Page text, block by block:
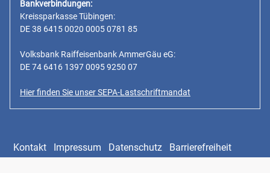
Bankverbindungen:
Kreissparkasse Tübingen:
DE 38 6415 0020 0005 0781 85
Volksbank Raiffeisenbank AmmerGäu eG:
DE 74 6416 1397 0095 9250 07
Hier finden Sie unser SEPA-Lastschriftmandat
Kontakt Impressum Datenschutz Barrierefreiheit